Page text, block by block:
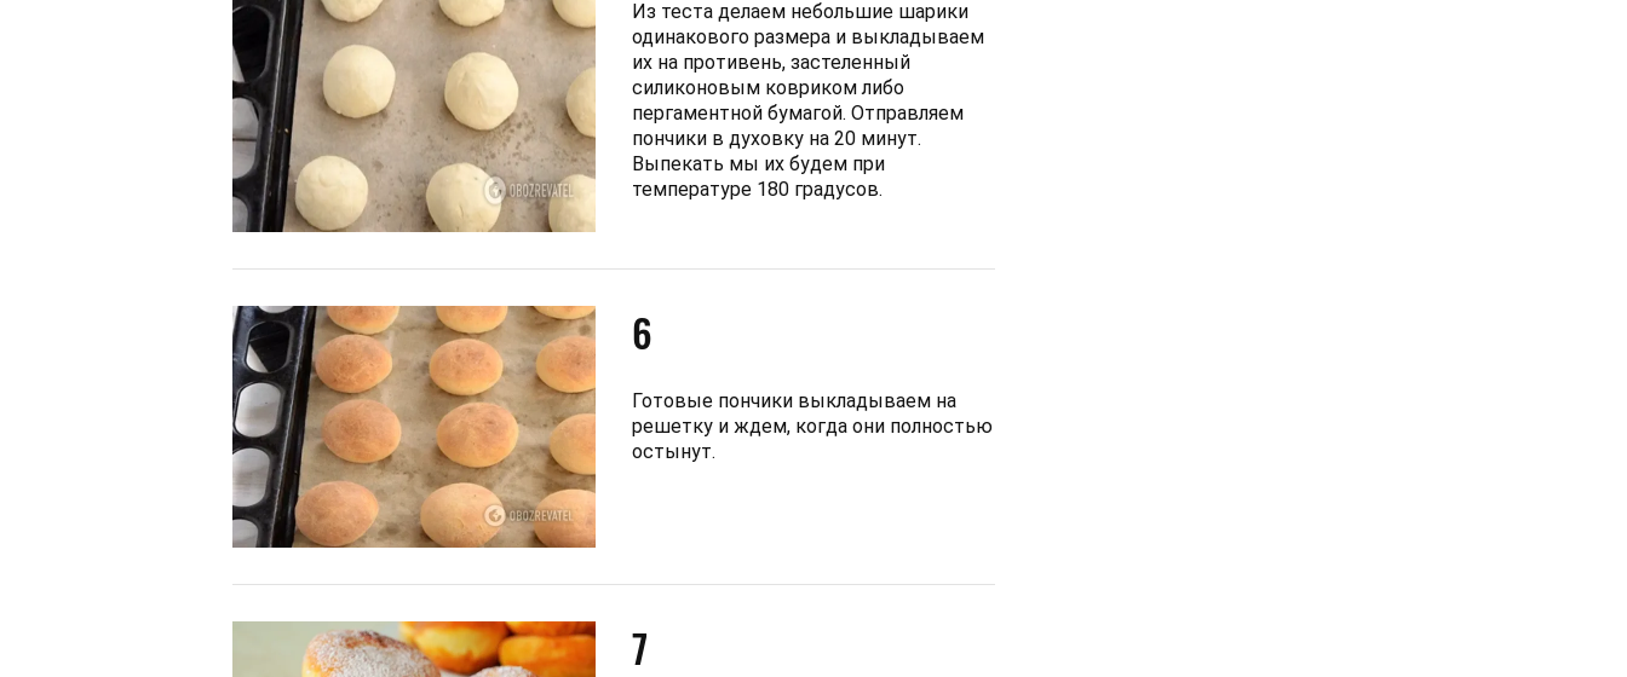
Из теста делаем небольшие шарики
одинакового размера и выкладываем
их на противень, застеленный
силиконовым ковриком либо
пергаментной бумагой. Отправляем
пончики в духовку на 20 минут.
Выпекать мы их будем при
температуре 180 градусов.
6
Готовые пончики выкладываем на
решетку и ждем, когда они полностью
остынут.
7